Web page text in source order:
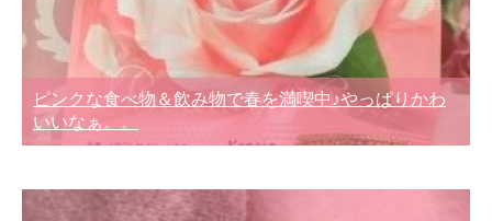
ピンクな食べ物＆飲み物で春を満喫中♪やっぱりかわ
いいなぁ。。